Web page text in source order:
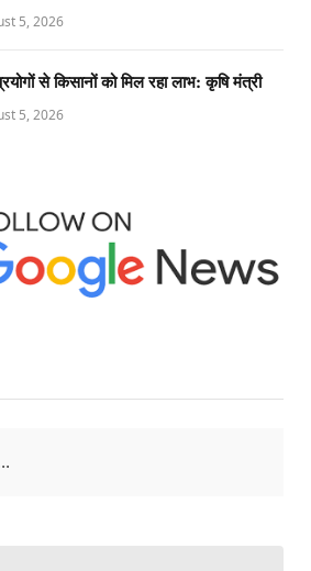
5, 2026
से किसानों को मिल रहा लाभ: कृषि मंत्री
5, 2026